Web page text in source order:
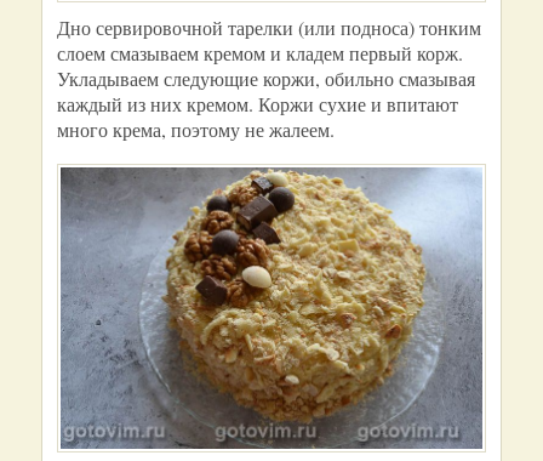
Дно сервировочной тарелки (или подноса) тонким
слоем смазываем кремом и кладем первый корж.
Укладываем следующие коржи, обильно смазывая
каждый из них кремом. Коржи сухие и впитают
много крема, поэтому не жалеем.